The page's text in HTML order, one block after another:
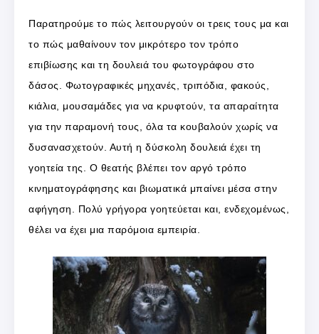
Παρατηρούμε το πώς λειτουργούν οι τρεις τους μα και
το πώς μαθαίνουν τον μικρότερο τον τρόπο
επιβίωσης και τη δουλειά του φωτογράφου στο
δάσος. Φωτογραφικές μηχανές, τριπόδια, φακούς,
κιάλια, μουσαμάδες για να κρυφτούν, τα απαραίτητα
για την παραμονή τους, όλα τα κουβαλούν χωρίς να
δυσανασχετούν. Αυτή η δύσκολη δουλειά έχει τη
γοητεία της. Ο θεατής βλέπει τον αργό τρόπο
κινηματογράφησης και βιωματικά μπαίνει μέσα στην
αφήγηση. Πολύ γρήγορα γοητεύεται και, ενδεχομένως,
θέλει να έχει μια παρόμοια εμπειρία.